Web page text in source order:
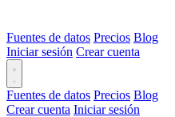
Fuentes de datos Precios Blog
Iniciar sesión Crear cuenta
Fuentes de datos Precios Blog
Crear cuenta Iniciar sesión